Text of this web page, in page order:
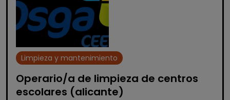
Limpieza y mantenimiento
Operario/a de limpieza de centros
escolares (alicante)